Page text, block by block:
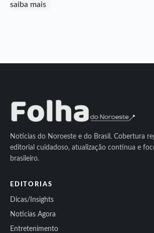
Notícias do Noroeste e do Brasil. Cobertura
editorial cuidadoso, atualização contínua e
brasileiro.
EDITORIAS
Dicas/Insights
Notícias Agora
Entretenimento